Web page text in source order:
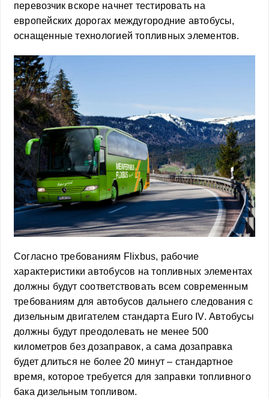
перевозчик вскоре начнет тестировать на
европейских дорогах междугородние автобусы,
оснащенные технологией топливных элементов.
Согласно требованиям Flixbus, рабочие
характеристики автобусов на топливных элементах
должны будут соответствовать всем современным
требованиям для автобусов дальнего следования с
дизельным двигателем стандарта Euro IV. Автобусы
должны будут преодолевать не менее 500
километров без дозаправок, а сама дозаправка
будет длиться не более 20 минут – стандартное
время, которое требуется для заправки топливного
бака дизельным топливом.